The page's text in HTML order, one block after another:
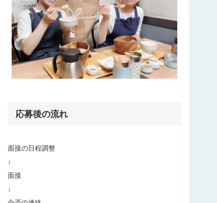
応募後の流れ
⾯接の⽇程調整
↓
⾯接
↓